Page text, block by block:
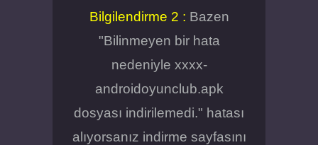
Bilgilendirme 2 : Bazen
"Bilinmeyen bir hata
nedeniyle xxxx-
androidoyunclub.apk
dosyası indirilemedi." hatası
alıyorsanız indirme sayfasını